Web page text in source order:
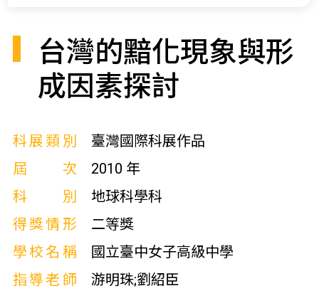
台灣的黯化現象與形
成因素探討
科展類別
臺灣國際科展作品
屆次
2010 年
科別
地球科學科
得獎情形
二等獎
學校名稱
國立臺中女子高級中學
指導老師
游明珠;劉紹臣